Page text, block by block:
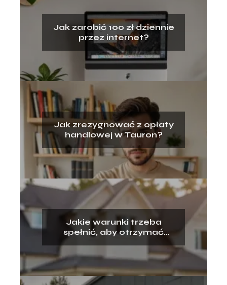
Jak zarobić 100 zł dziennie
przez internet?
Jak zrezygnować z opłaty
handlowej w Tauron?
Jakie warunki trzeba
spełnić, aby otrzymać